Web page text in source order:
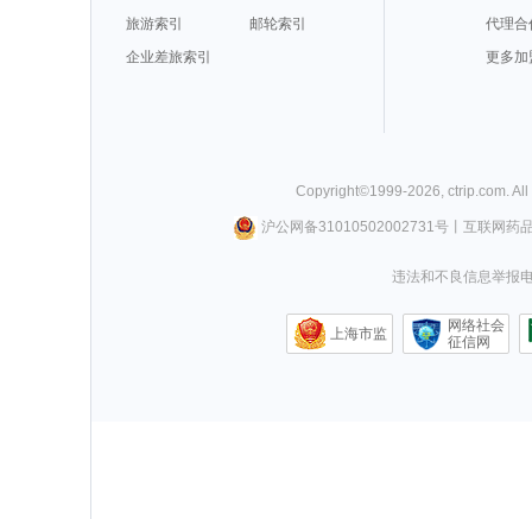
旅游索引
邮轮索引
企业差旅索引
代理合
更多加
Copyright©1999-2026 ctrip.com .
沪公网备31010502002731号丨 互联网药
违法和不良信息举报
上海市监
网络社会
征信网